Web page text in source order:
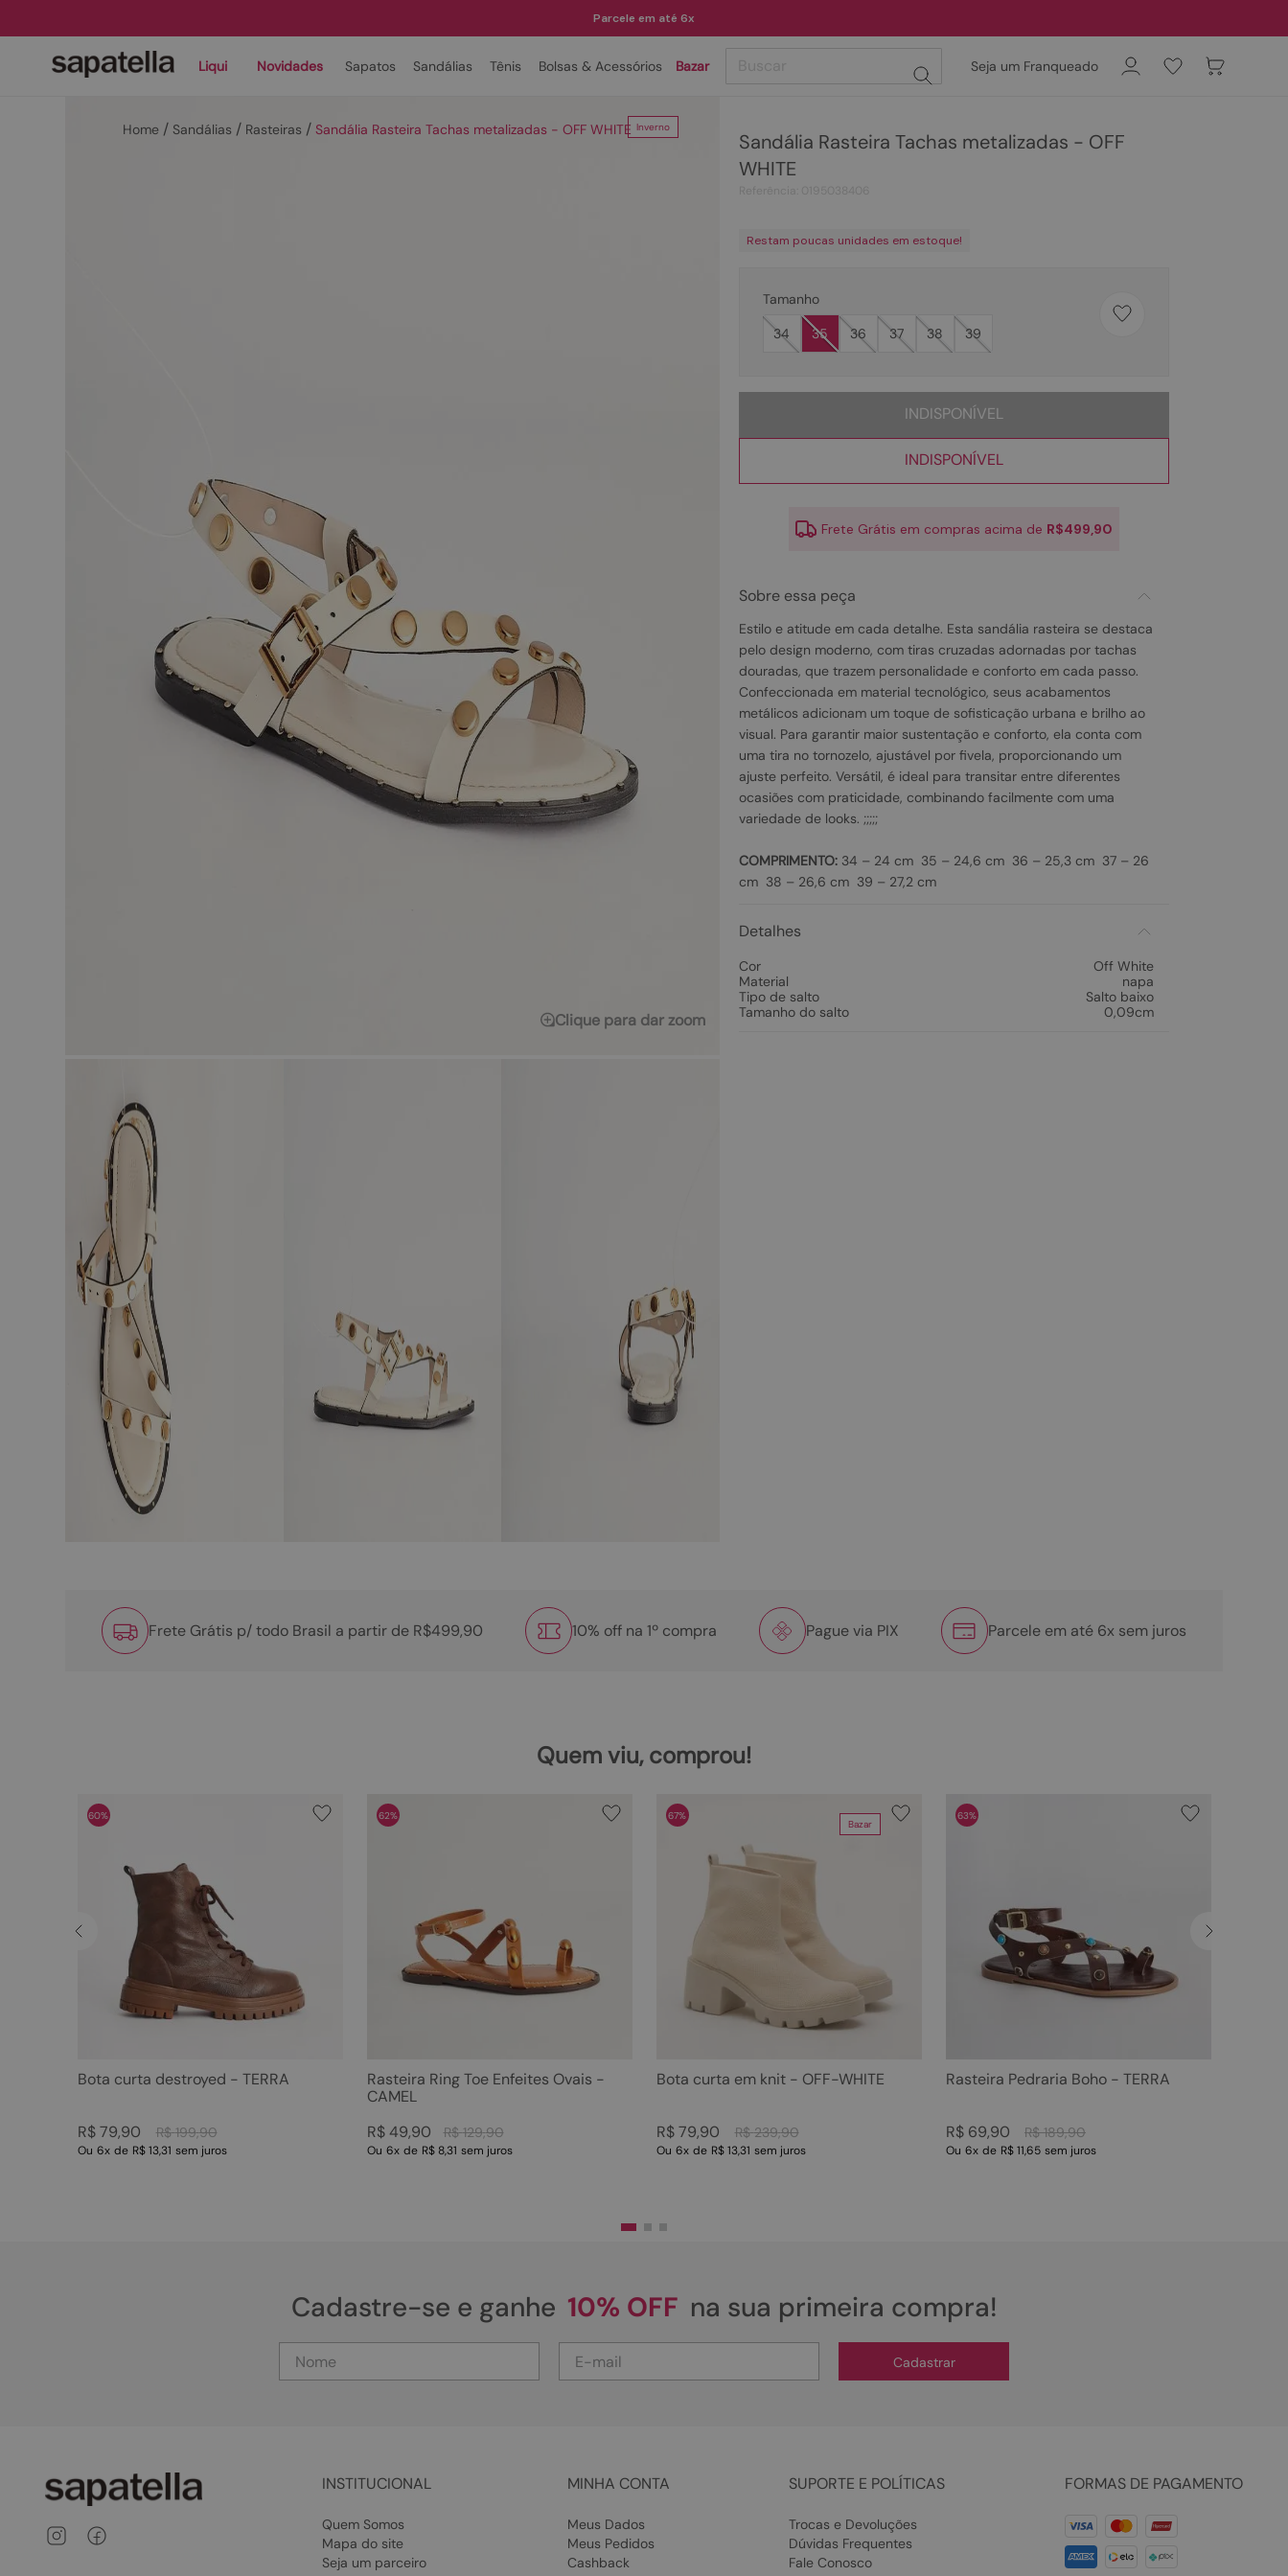
Parcele em até 6x
Liqui Novidades Sapatos Sandálias Tênis Bolsas & Acessórios Bazar Seja um Franqueado
Sandálias Rasteiras Sandália Rasteira Tachas metalizadas - OFF WHITE Inverno
Clique para dar zoom
Sandália Rasteira Tachas metalizadas - OFF
WHITE
Restam poucas unidades em estoque!
Tamanho
35
37 38 39
34 36
INDISPONÍVEL
INDISPONÍVEL
Frete Grátis em compras acima de R$499,90
Sobre essa peça
Estilo e atitude em cada detalhe. Esta sandália rasteira se destaca
pelo design moderno, com tiras cruzadas adornadas por tachas
douradas, que trazem personalidade e conforto em cada passo.
Confeccionada em material tecnológico, seus acabamentos
metálicos adicionam um toque de sofisticação urbana e brilho ao
visual. Para garantir maior sustentação e conforto, ela conta com
uma tira no tornozelo, ajustável por fivela, proporcionando um
ajuste perfeito. Versátil, é ideal para transitar entre diferentes
ocasiões com praticidade, combinando facilmente com uma
variedade de looks. ;;;;;
COMPRIMENTO:34 – 24 cm 35 – 24,6 cm 36 – 25,3 cm 37 – 26
cm 38 – 26,6 cm 39 – 27,2 cm
Detalhes
Cor
Off White
Material
napa
Tipo de salto
Salto baixo
Tamanho do salto
0,09cm
Frete Grátis p/ todo Brasil a partir de R$499,90 10% off na 1º compra Pague via PIX Parcele em até 6x sem juros
Quem viu, comprou!
60%
Bota curta destroyed - TERRA
R$ 199,90
R$ 79,90
Ou 6x de R$ 13,31 sem juros
62%
Rasteira Ring Toe Enfeites Ovais -
CAMEL
R$ 129,90
R$ 49,90
Ou 6x de R$ 8,31 sem juros
Bazar
67%
Bota curta em knit - OFF-WHITE
R$ 239,90
R$ 79,90
Ou 6x de R$ 13,31 sem juros
63%
Rasteira Pedraria Boho - TERRA
R$ 189,90
R$ 69,90
Ou 6x de R$ 11,65 sem juros
Cadastre-se e ganhe 10% OFF na sua primeira compra!
Cadastrar
INSTITUCIONAL
Quem Somos
Mapa do site
Seja um parceiro
MINHA CONTA
Meus Dados
Meus Pedidos
Cashback
SUPORTE E POLÍTICAS
Trocas e Devoluções
Dúvidas Frequentes
Fale Conosco
FORMAS DE PAGAMENTO
TERMOS MAIS BUSCADOS